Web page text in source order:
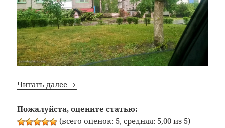
Читать далее Гомель. Стихия. Последствия.
Пожалуйста, оцените статью:
(всего оценок: 5, средняя: 5,00 из 5)